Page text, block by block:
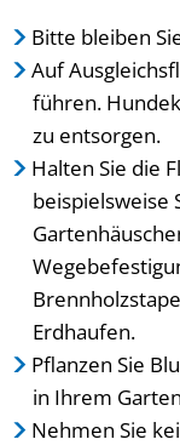
Bitte bleiben
Auf
führen.
zu entsorgen.
Halten Sie die
beispielsweise
Erdhaufen.
Pflanzen Sie
in Ihrem
Nehmen Sie